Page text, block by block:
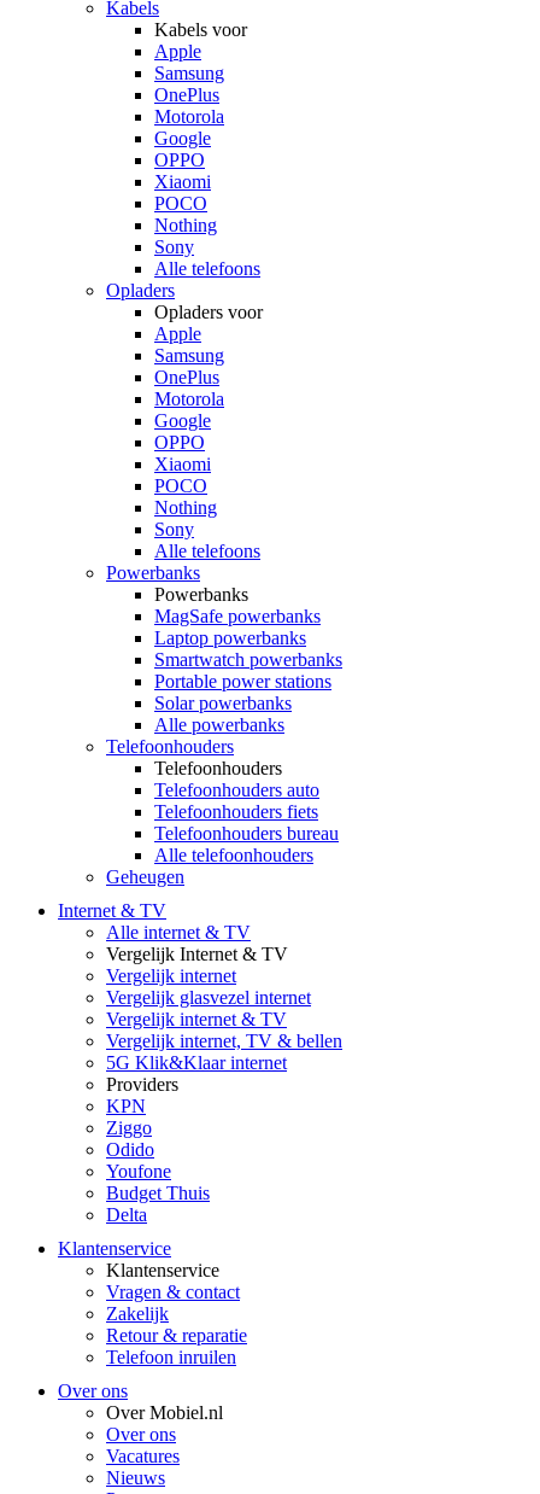
Kabels
Kabels voor
Apple
Samsung
OnePlus
Motorola
Google
OPPO
Xiaomi
POCO
Nothing
Sony
Alle telefoons
Opladers
Opladers voor
Apple
Samsung
OnePlus
Motorola
Google
OPPO
Xiaomi
POCO
Nothing
Sony
Alle telefoons
Powerbanks
Powerbanks
MagSafe powerbanks
Laptop powerbanks
Smartwatch powerbanks
Portable power stations
Solar powerbanks
Alle powerbanks
Telefoonhouders
Telefoonhouders
Telefoonhouders auto
Telefoonhouders fiets
Telefoonhouders bureau
Alle telefoonhouders
Geheugen
Internet & TV
Alle internet & TV
Vergelijk Internet & TV
Vergelijk internet
Vergelijk glasvezel internet
Vergelijk internet & TV
Vergelijk internet, TV & bellen
5G Klik&Klaar internet
Providers
KPN
Ziggo
Odido
Youfone
Budget Thuis
Delta
Klantenservice
Klantenservice
Vragen & contact
Zakelijk
Retour & reparatie
Telefoon inruilen
Over ons
Over Mobiel.nl
Over ons
Vacatures
Nieuws